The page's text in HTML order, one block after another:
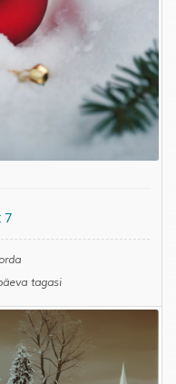
7
tagasi